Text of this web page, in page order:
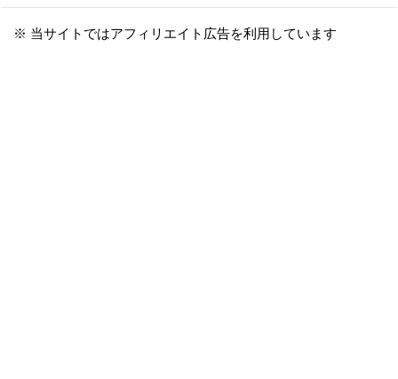
※ 当サイトではアフィリエイト広告を利用しています